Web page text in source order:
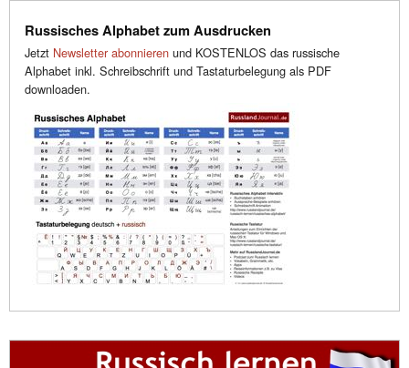
Russisches Alphabet zum Ausdrucken
Jetzt Newsletter abonnieren und KOSTENLOS das russische
Alphabet inkl. Schreibschrift und Tastaturbelegung als PDF
downloaden.